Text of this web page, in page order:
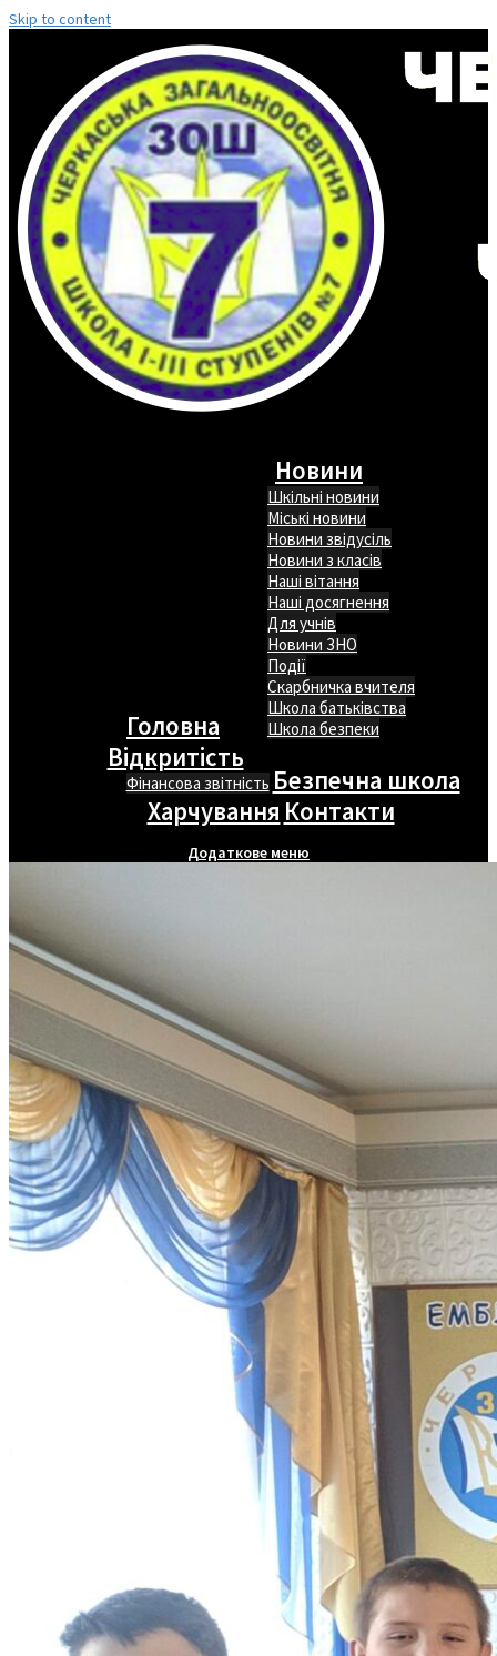
Skip to content
Головна
Новини
Шкільні новини
Міські новини
Новини звідусіль
Новини з класів
Наші вітання
Наші досягнення
Для учнів
Новини ЗНО
Події
Скарбничка вчителя
Школа батьківства
Школа безпеки
Відкритість
Фінансова звітність Безпечна школа
Харчування Контакти
Додаткове меню